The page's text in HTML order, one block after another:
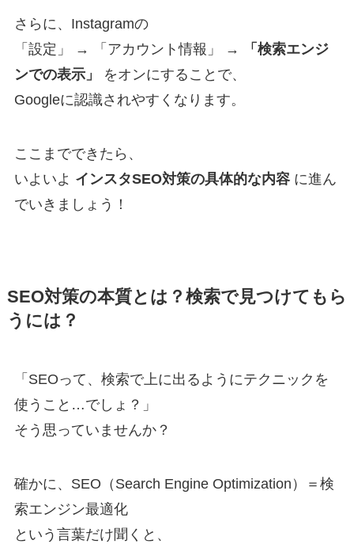
さらに、Instagramの
「設定」 → 「アカウント情報」 →
「検索エンジ
ンでの表示」
をオンにすることで、
Googleに認識されやすくなります。
ここまでできたら、
いよいよ インスタSEO対策の具体的な内容に進ん
でいきましょう！
SEO対策の本質とは？検索で見つけてもら
うには？
「SEOって、検索で上に出るようにテクニックを
使うこと…でしょ？」
そう思っていませんか？
確かに、SEO（Search Engine Optimization）＝検
索エンジン最適化
という言葉だけ聞くと、